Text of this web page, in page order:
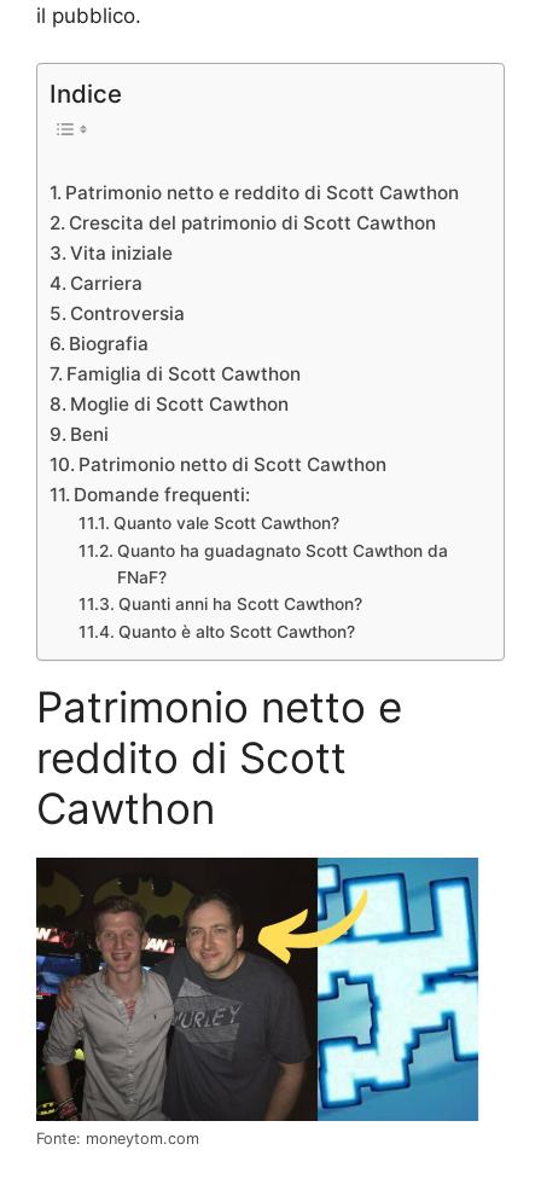
il pubblico.
Indice
Patrimonio netto e reddito di Scott Cawthon
Crescita del patrimonio di Scott Cawthon
Vita iniziale
Carriera
Controversia
Biografia
Famiglia di Scott Cawthon
Moglie di Scott Cawthon
Beni
Patrimonio netto di Scott Cawthon
Domande frequenti:
Quanto vale Scott Cawthon?
Quanto ha guadagnato Scott Cawthon da
FNaF?
Quanti anni ha Scott Cawthon?
Quanto è alto Scott Cawthon?
Patrimonio netto e
reddito di Scott
Cawthon
Fonte: moneytom.com